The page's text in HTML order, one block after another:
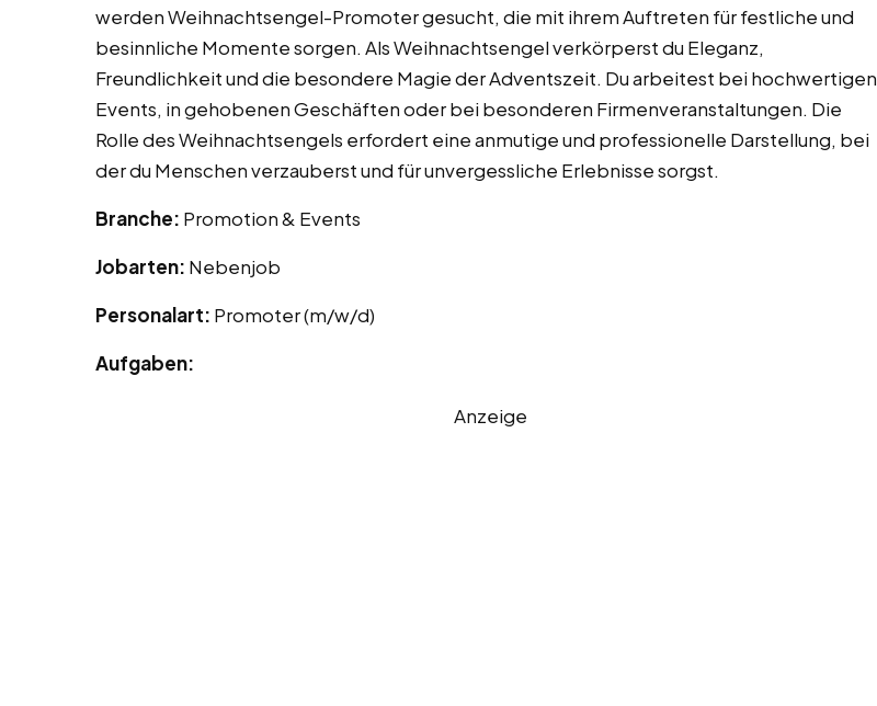
werden Weihnachtsengel-Promoter gesucht, die mit ihrem Auftreten für festliche und
besinnliche Momente sorgen. Als Weihnachtsengel verkörperst du Eleganz,
Freundlichkeit und die besondere Magie der Adventszeit. Du arbeitest bei hochwertigen
Events, in gehobenen Geschäften oder bei besonderen Firmenveranstaltungen. Die
Rolle des Weihnachtsengels erfordert eine anmutige und professionelle Darstellung, bei
der du Menschen verzauberst und für unvergessliche Erlebnisse sorgst.
Branche: Promotion & Events
Jobarten: Nebenjob
Personalart: Promoter (m/w/d)
Aufgaben:
Anzeige